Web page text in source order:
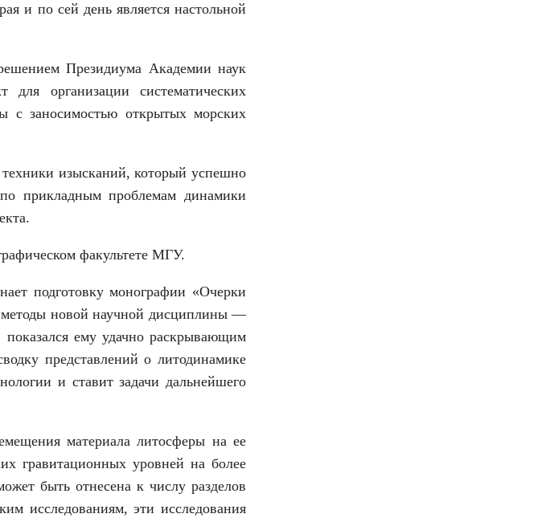
и по сей день является настольной
Президиума Академии наук
организации систематических
с заносимостью открытых морских
изысканий, который успешно
прикладным проблемам динамики
факультете МГУ.
подготовку монографии «Очерки
методы новой научной дисциплины —
ему удачно раскрывающим
представлений о литодинамике
и ставит задачи дальнейшего
материала литосферы на ее
гравитационных уровней на более
быть отнесена к числу разделов
исследованиям, эти исследования